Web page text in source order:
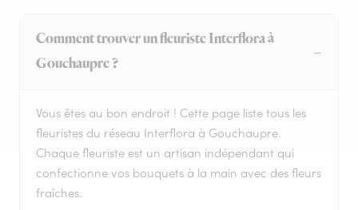
Comment trouver un fleuriste Interflora à
Gouchaupre ?
Vous êtes au bon endroit ! Cette page liste tous les
fleuristes du réseau Interflora à Gouchaupre.
Chaque fleuriste est un artisan indépendant qui
confectionne vos bouquets à la main avec des fleurs
fraîches.